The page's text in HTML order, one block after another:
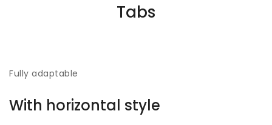
Tabs
Fully adaptable
With horizontal style